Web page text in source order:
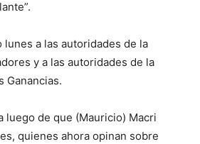
a las autoridades de la
y a las autoridades de la
Ganancias.
luego de que (Mauricio) Macri
quienes ahora opinan sobre